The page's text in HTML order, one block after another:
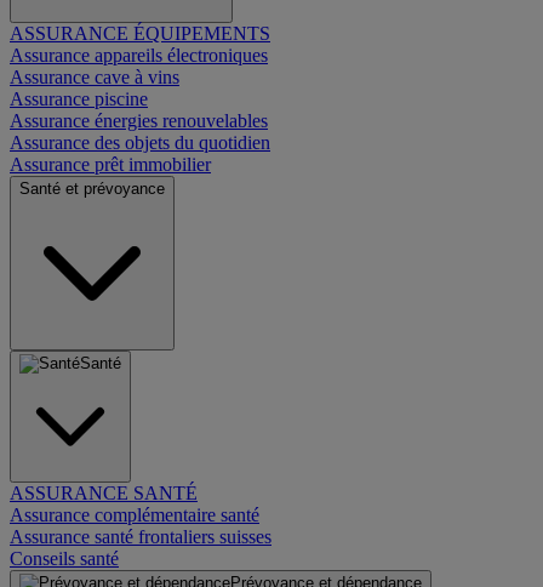
ASSURANCE ÉQUIPEMENTS
Assurance appareils électroniques
Assurance cave à vins
Assurance piscine
Assurance énergies renouvelables
Assurance des objets du quotidien
Assurance prêt immobilier
Santé et prévoyance
Santé
ASSURANCE SANTÉ
Assurance complémentaire santé
Assurance santé frontaliers suisses
Conseils santé
Prévoyance et dépendance